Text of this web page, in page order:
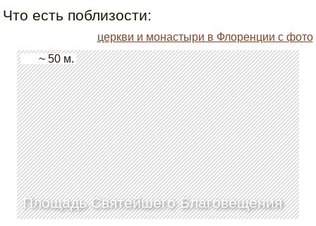
Что есть поблизости:
церкви и монастыри в Флоренции с фото
Площадь Святейшего Благовещения
~ 50 м.